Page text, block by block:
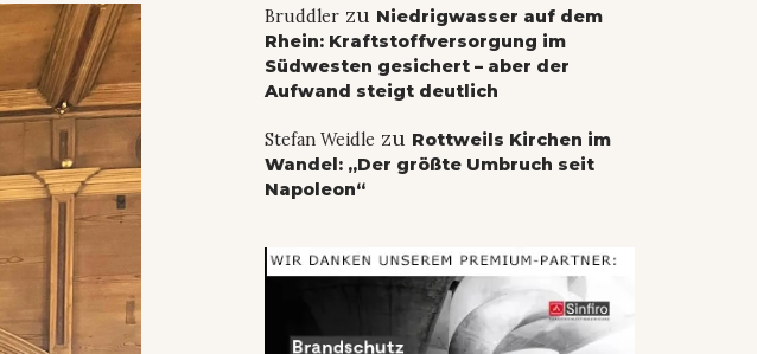
Bruddlerzu Niedrigwasser auf dem
Rhein: Kraftstoffversorgung im
Südwesten gesichert – aber der
Aufwand steigt deutlich
Stefan Weidle zu Rottweils Kirchen im
Wandel: „Der größte Umbruch seit
Napoleon“